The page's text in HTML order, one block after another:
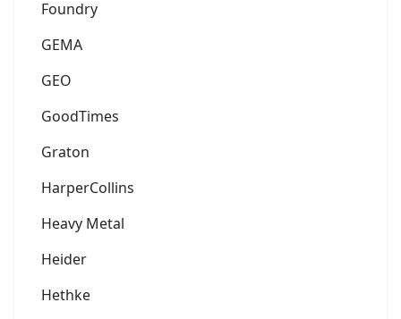
Foundry
GEMA
GEO
GoodTimes
Graton
HarperCollins
Heavy Metal
Heider
Hethke